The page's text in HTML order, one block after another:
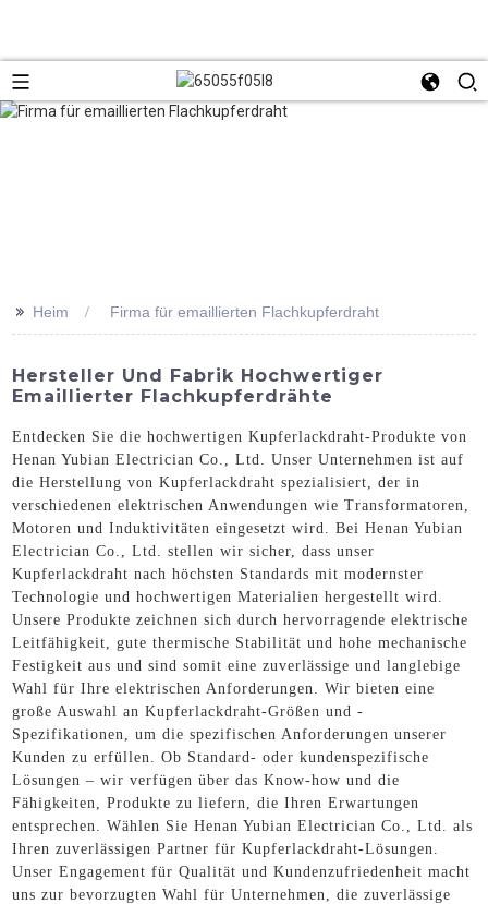
>> Heim Firma für emaillierten Flachkupferdraht
Hersteller Und Fabrik Hochwertiger
Emaillierter Flachkupferdrähte
Entdecken Sie die hochwertigen Kupferlackdraht-Produkte von
Henan Yubian Electrician Co., Ltd. Unser Unternehmen ist auf
die Herstellung von Kupferlackdraht spezialisiert, der in
verschiedenen elektrischen Anwendungen wie Transformatoren,
Motoren und Induktivitäten eingesetzt wird. Bei Henan Yubian
Electrician Co., Ltd. stellen wir sicher, dass unser
Kupferlackdraht nach höchsten Standards mit modernster
Technologie und hochwertigen Materialien hergestellt wird.
Unsere Produkte zeichnen sich durch hervorragende elektrische
Leitfähigkeit, gute thermische Stabilität und hohe mechanische
Festigkeit aus und sind somit eine zuverlässige und langlebige
Wahl für Ihre elektrischen Anforderungen. Wir bieten eine
große Auswahl an Kupferlackdraht-Größen und -
Spezifikationen, um die spezifischen Anforderungen unserer
Kunden zu erfüllen. Ob Standard- oder kundenspezifische
Lösungen – wir verfügen über das Know-how und die
Fähigkeiten, Produkte zu liefern, die Ihren Erwartungen
entsprechen. Wählen Sie Henan Yubian Electrician Co., Ltd. als
Ihren zuverlässigen Partner für Kupferlackdraht-Lösungen.
Unser Engagement für Qualität und Kundenzufriedenheit macht
uns zur bevorzugten Wahl für Unternehmen, die zuverlässige